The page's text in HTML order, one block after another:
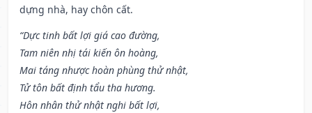
dựng nhà, hay chôn cất.
“Dực tinh bất lợi giá cao đường,
Tam niên nhị tái kiến ôn hoàng,
Mai táng nhược hoàn phùng thử nhật,
Tử tôn bất định tẩu tha hương.
Hôn nhân thử nhật nghi bất lợi,